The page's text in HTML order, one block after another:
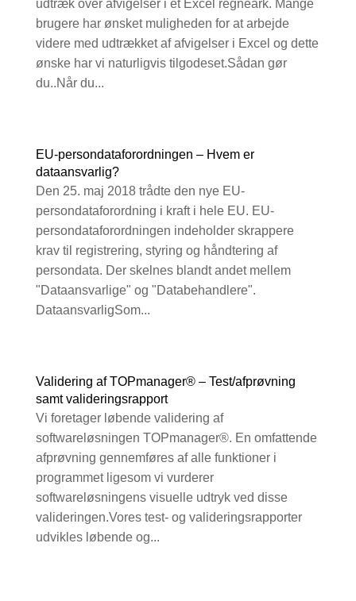
udtræk over afvigelser i et Excel regneark. Mange
brugere har ønsket muligheden for at arbejde
videre med udtrækket af afvigelser i Excel og dette
ønske har vi naturligvis tilgodeset.Sådan gør
du..Når du...
EU-persondataforordningen – Hvem er
dataansvarlig?
Den 25. maj 2018 trådte den nye EU-
persondataforordning i kraft i hele EU. EU-
persondataforordningen indeholder skrappere
krav til registrering, styring og håndtering af
persondata. Der skelnes blandt andet mellem
"Dataansvarlige" og "Databehandlere".
DataansvarligSom...
Validering af TOPmanager® – Test/afprøvning
samt valideringsrapport
Vi foretager løbende validering af
softwareløsningen TOPmanager®. En omfattende
afprøvning gennemføres af alle funktioner i
programmet ligesom vi vurderer
softwareløsningens visuelle udtryk ved disse
valideringen.Vores test- og valideringsrapporter
udvikles løbende og...